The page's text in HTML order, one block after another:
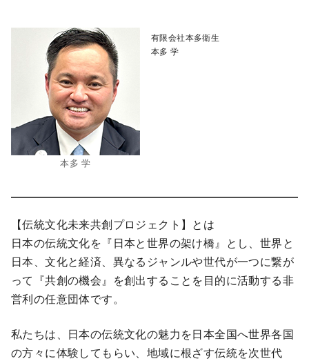
本多 学
有限会社本多衛生
本多 学
【伝統文化未来共創プロジェクト】とは
日本の伝統文化を『日本と世界の架け橋』とし、世界と
日本、文化と経済、異なるジャンルや世代が一つに繋が
って『共創の機会』を創出することを目的に活動する非
営利の任意団体です。
私たちは、日本の伝統文化の魅力を日本全国へ世界各国
の方々に体験してもらい、地域に根ざす伝統を次世代